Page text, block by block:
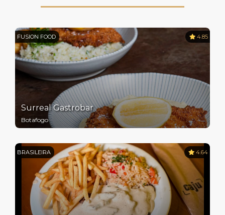
FUSION FOOD 4.85
Surreal Gastrobar
Botafogo
BRASILEIRA 4.64